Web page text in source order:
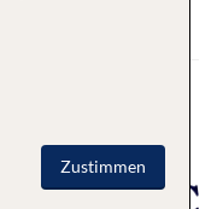
Zustimmen